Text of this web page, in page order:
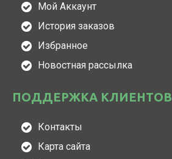
Мой Аккаунт
История заказов
Избранное
Новостная рассылка
ПОДДЕРЖКА КЛИЕНТОВ
Контакты
Карта сайта